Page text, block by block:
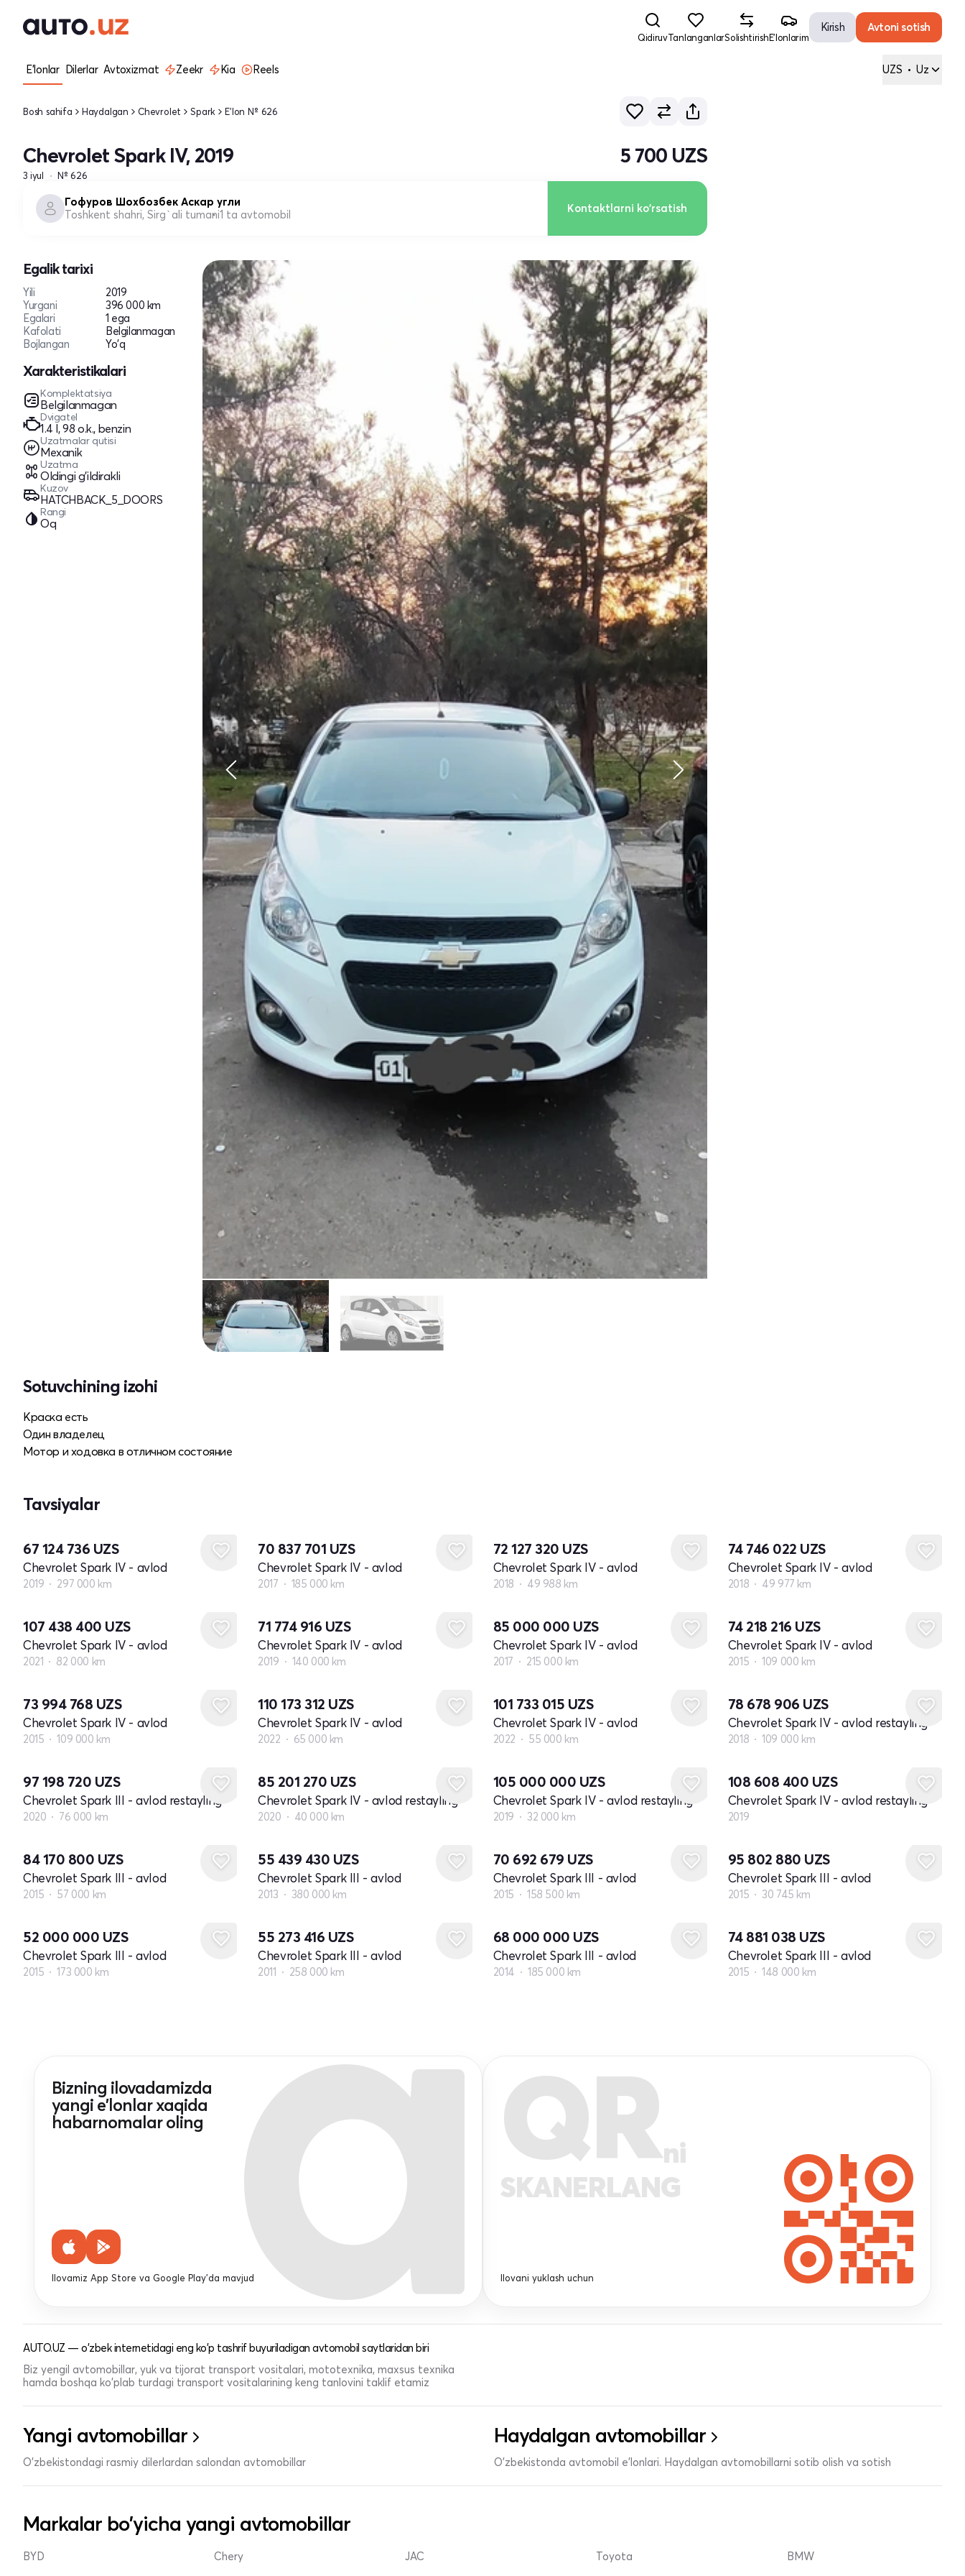
QidiruvTanlanganlarSolishtirishE'lonlarim
Kirish Avtoni sotish
E'lonlar Dilerlar Avtoxizmat Zeekr Kia Reels UZS • Uz
Bosh sahifa Haydalgan Chevrolet Spark E'lon № 626
Chevrolet Spark IV, 2019
3 iyul № 626
5 700 UZS
Гофуров Шохбозбек Аскар угли
Toshkent shahri, Sirg`ali tumani1 ta avtomobil Kontaktlarni ko'rsatish
Egalik tarixi
Yili
2019
Yurgani
396 000 km
Egalari
1 ega
Kafolati
Belgilanmagan
Bojlangan
Yo'q
Xarakteristikalari
Komplektatsiya
Belgilanmagan
Dvigatel
1.4 l, 98 o.k., benzin
Uzatmalar qutisi
Mexanik
Uzatma
Oldingi g'ildirakli
Kuzov
HATCHBACK_5_DOORS
Rangi
Oq
Sotuvchining izohi
Краска есть
Один владелец
Мотор и ходовка в отличном состояние
Tavsiyalar
67 124 736 UZS
Chevrolet Spark IV - avlod
2019 297 000 km
70 837 701 UZS
Chevrolet Spark IV - avlod
2017 185 000 km
72 127 320 UZS
Chevrolet Spark IV - avlod
2018 49 988 km
74 746 022 UZS
Chevrolet Spark IV - avlod
2018 49 977 km
107 438 400 UZS
Chevrolet Spark IV - avlod
2021 82 000 km
71 774 916 UZS
Chevrolet Spark IV - avlod
2019 140 000 km
85 000 000 UZS
Chevrolet Spark IV - avlod
2017 215 000 km
74 218 216 UZS
Chevrolet Spark IV - avlod
2015 109 000 km
73 994 768 UZS
Chevrolet Spark IV - avlod
2015 109 000 km
110 173 312 UZS
Chevrolet Spark IV - avlod
2022 65 000 km
101 733 015 UZS
Chevrolet Spark IV - avlod
2022 55 000 km
78 678 906 UZS
Chevrolet Spark IV - avlod restayling
2018 109 000 km
97 198 720 UZS
Chevrolet Spark III - avlod restayling
2020 76 000 km
85 201 270 UZS
Chevrolet Spark IV - avlod restayling
2020 40 000 km
105 000 000 UZS
Chevrolet Spark IV - avlod restayling
2019 32 000 km
108 608 400 UZS
Chevrolet Spark IV - avlod restayling
2019
84 170 800 UZS
Chevrolet Spark III - avlod
2015 57 000 km
55 439 430 UZS
Chevrolet Spark III - avlod
2013 380 000 km
70 692 679 UZS
Chevrolet Spark III - avlod
2015 158 500 km
95 802 880 UZS
Chevrolet Spark III - avlod
2015 30 745 km
52 000 000 UZS
Chevrolet Spark III - avlod
2015 173 000 km
55 273 416 UZS
Chevrolet Spark III - avlod
2011 258 000 km
68 000 000 UZS
Chevrolet Spark III - avlod
2014 185 000 km
74 881 038 UZS
Chevrolet Spark III - avlod
2015 148 000 km
Bizning ilovadamizda
yangi e'lonlar xaqida
habarnomalar oling
Ilovamiz App Store va Google Play'da mavjud
QRni
SKANERLANG
Ilovani yuklash uchun
AUTO.UZ — o'zbek internetidagi eng ko'p tashrif buyuriladigan avtomobil saytlaridan biri
Biz yengil avtomobillar, yuk va tijorat transport vositalari, mototexnika, maxsus texnika
hamda boshqa ko'plab turdagi transport vositalarining keng tanlovini taklif etamiz
Yangi avtomobillar
O'zbekistondagi rasmiy dilerlardan salondan avtomobillar
Haydalgan avtomobillar
O'zbekistonda avtomobil e’lonlari. Haydalgan avtomobillarni sotib olish va sotish
Markalar bo'yicha yangi avtomobillar
BYD Chery JAC Toyota BMW